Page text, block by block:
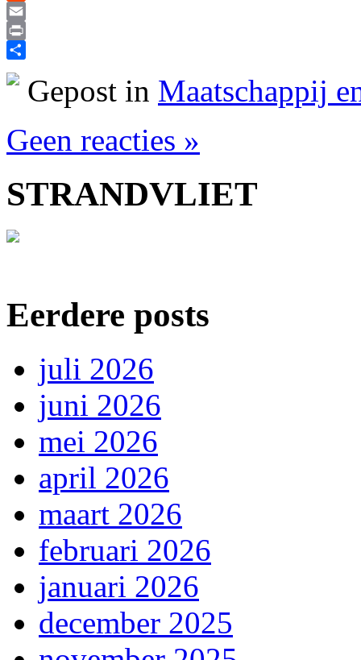
Reddit
Email
Print
Gepost in Maatschappij
Geen reacties »
STRANDVLIET
Eerdere posts
juli 2026
juni 2026
mei 2026
april 2026
maart 2026
februari 2026
januari 2026
december 2025